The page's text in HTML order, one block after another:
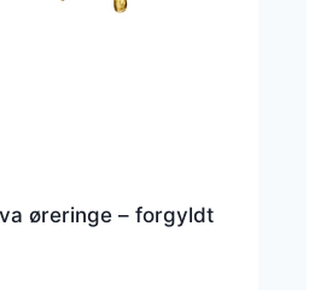
øreringe – forgyldt